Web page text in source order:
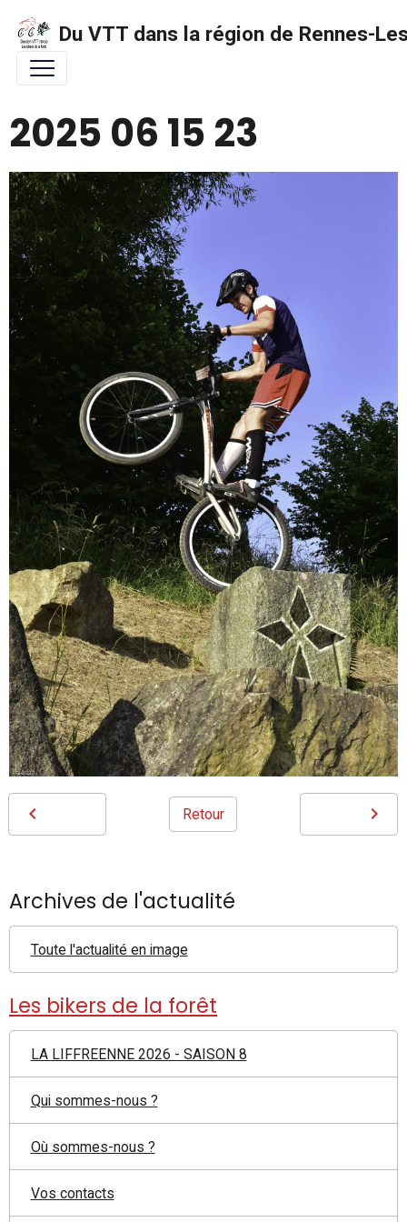
Du VTT dans la région de Rennes-
2025 06 15 23
Retour
Archives de l'actualité
Toute l'actualité en image
Les bikers de la forêt
LA LIFFREENNE 2026 - SAISON 8
Qui sommes-nous ?
Où sommes-nous ?
Vos contacts